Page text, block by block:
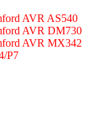
AVR AS540
AVR DM730
AVR MX342
P7